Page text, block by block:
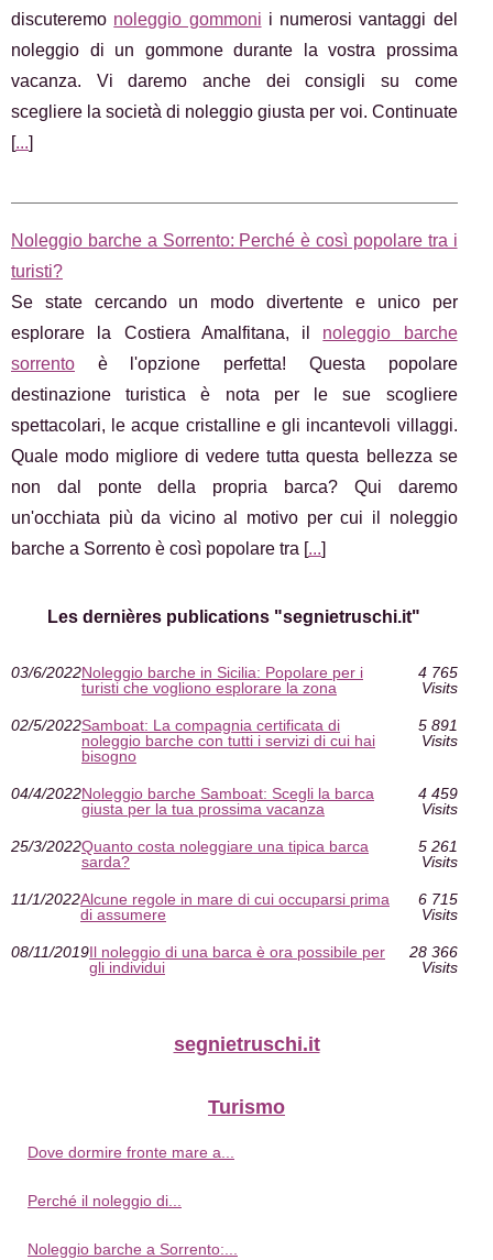
discuteremo noleggio gommoni i numerosi vantaggi del
noleggio di un gommone durante la vostra prossima
vacanza. Vi daremo anche dei consigli su come
scegliere la società di noleggio giusta per voi. Continuate
[...]
Noleggio barche a Sorrento: Perché è così popolare tra i
turisti?
Se state cercando un modo divertente e unico per
esplorare la Costiera Amalfitana, il noleggio barche
sorrento è l'opzione perfetta! Questa popolare
destinazione turistica è nota per le sue scogliere
spettacolari, le acque cristalline e gli incantevoli villaggi.
Quale modo migliore di vedere tutta questa bellezza se
non dal ponte della propria barca? Qui daremo
un'occhiata più da vicino al motivo per cui il noleggio
barche a Sorrento è così popolare tra [...]
Les dernières publications "segnietruschi.it"
03/6/2022Noleggio barche in Sicilia: Popolare per i
turisti che vogliono esplorare la zona
4 765
Visits
02/5/2022Samboat: La compagnia certificata di
noleggio barche con tutti i servizi di cui hai
bisogno
5 891
Visits
04/4/2022Noleggio barche Samboat: Scegli la barca
giusta per la tua prossima vacanza
4 459
Visits
25/3/2022Quanto costa noleggiare una tipica barca
sarda?
5 261
Visits
11/1/2022Alcune regole in mare di cui occuparsi prima
di assumere
6 715
Visits
08/11/2019Il noleggio di una barca è ora possibile per
gli individui
28 366
Visits
segnietruschi.it
Turismo
Dove dormire fronte mare a...
Perché il noleggio di...
Noleggio barche a Sorrento:...